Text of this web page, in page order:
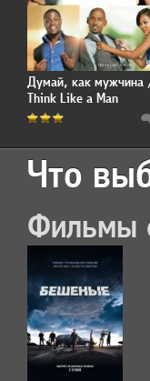
Думай, как мужчина
Think Like a Man
Что
Фильмы